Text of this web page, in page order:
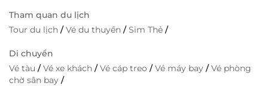
Tham quan du lịch
Tour du lịch /Vé du thuyền /Sim Thẻ /
Di chuyển
Vé tàu /Vé xe khách /Vé cáp treo /Vé máy bay /Vé phòng
chờ sân bay /